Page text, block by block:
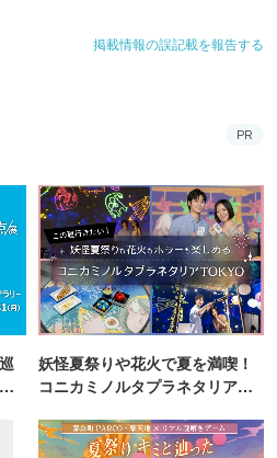
掲載情報の誤記載を報告する
PR
妖怪夏祭りや花火で夏を満喫！
コニカミノルタプラネタリア